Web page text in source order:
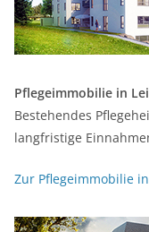
Pflegeimmobilie in
Bestehendes
langfristige
Zur Pflegeimmobilie